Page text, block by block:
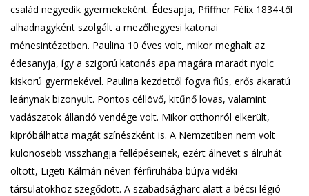
család negyedik gyermekeként. Édesapja, Pfiffner Félix 1834-től
alhadnagyként szolgált a mezőhegyesi katonai
ménesintézetben. Paulina 10 éves volt, mikor meghalt az
édesanyja, így a szigorú katonás apa magára maradt nyolc
kiskorú gyermekével. Paulina kezdettől fogva fiús, erős akaratú
leánynak bizonyult. Pontos céllövő, kitűnő lovas, valamint
vadászatok állandó vendége volt. Mikor otthonról elkerült,
kipróbálhatta magát színészként is. A Nemzetiben nem volt
különösebb visszhangja fellépéseinek, ezért álnevet s álruhát
öltött, Ligeti Kálmán néven férfiruhába bújva vidéki
társulatokhoz szegődött. A szabadságharc alatt a bécsi légió